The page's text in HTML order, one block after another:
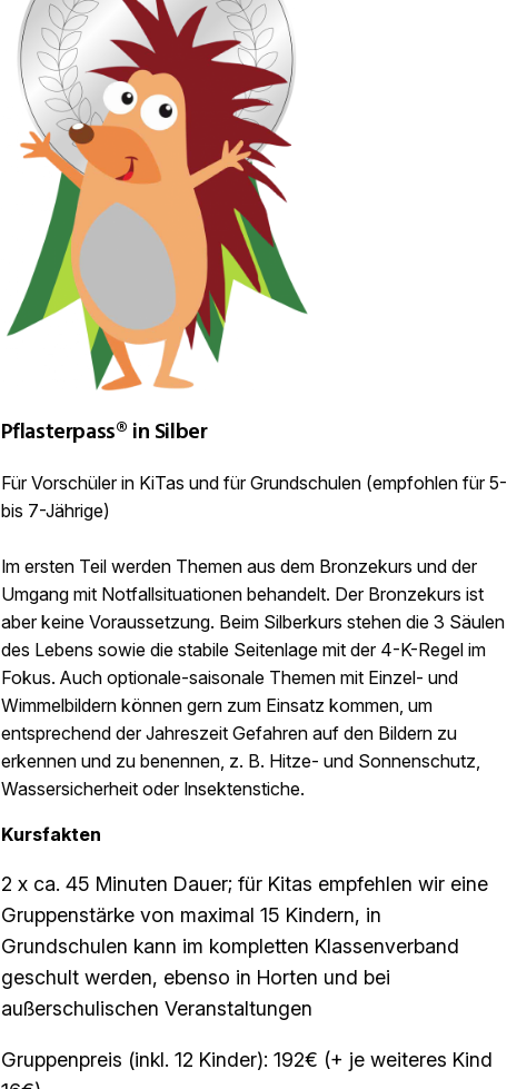
Pflasterpass® in Silber
Für Vorschüler in KiTas und für Grundschulen (empfohlen für 5-
bis 7-Jährige)
Im ersten Teil werden Themen aus dem Bronzekurs und der
Umgang mit Notfallsituationen behandelt. Der Bronzekurs ist
aber keine Voraussetzung. Beim Silberkurs stehen die 3 Säulen
des Lebens sowie die stabile Seitenlage mit der 4-K-Regel im
Fokus. Auch optionale-saisonale Themen mit Einzel- und
Wimmelbildern können gern zum Einsatz kommen, um
entsprechend der Jahreszeit Gefahren auf den Bildern zu
erkennen und zu benennen, z. B. Hitze- und Sonnenschutz,
Wassersicherheit oder Insektenstiche.
Kursfakten
2 x ca. 45 Minuten Dauer; für Kitas empfehlen wir eine
Gruppenstärke von maximal 15 Kindern, in
Grundschulen kann im kompletten Klassenverband
geschult werden, ebenso in Horten und bei
außerschulischen Veranstaltungen
Gruppenpreis (inkl. 12 Kinder): 192€ (+ je weiteres Kind